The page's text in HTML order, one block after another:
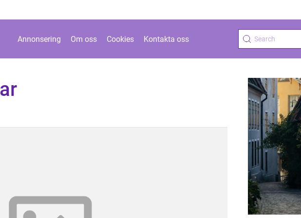
Annonsering Om oss Cookies Kontakta oss